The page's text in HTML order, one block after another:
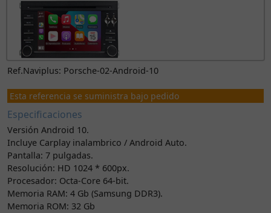
Ref.Naviplus: Porsche-02-Android-10
Esta referencia se suministra bajo pedido
Especificaciones
Versión Android 10.
Incluye Carplay inalambrico / Android Auto.
Pantalla: 7 pulgadas.
Resolución: HD 1024 * 600px.
Procesador: Octa-Core 64-bit.
Memoria RAM: 4 Gb (Samsung DDR3).
Memoria ROM: 32 Gb